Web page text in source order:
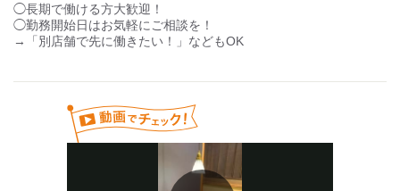
◯長期で働ける方大歓迎！
◯勤務開始日はお気軽にご相談を！
→「別店舗で先に働きたい！」などもOK